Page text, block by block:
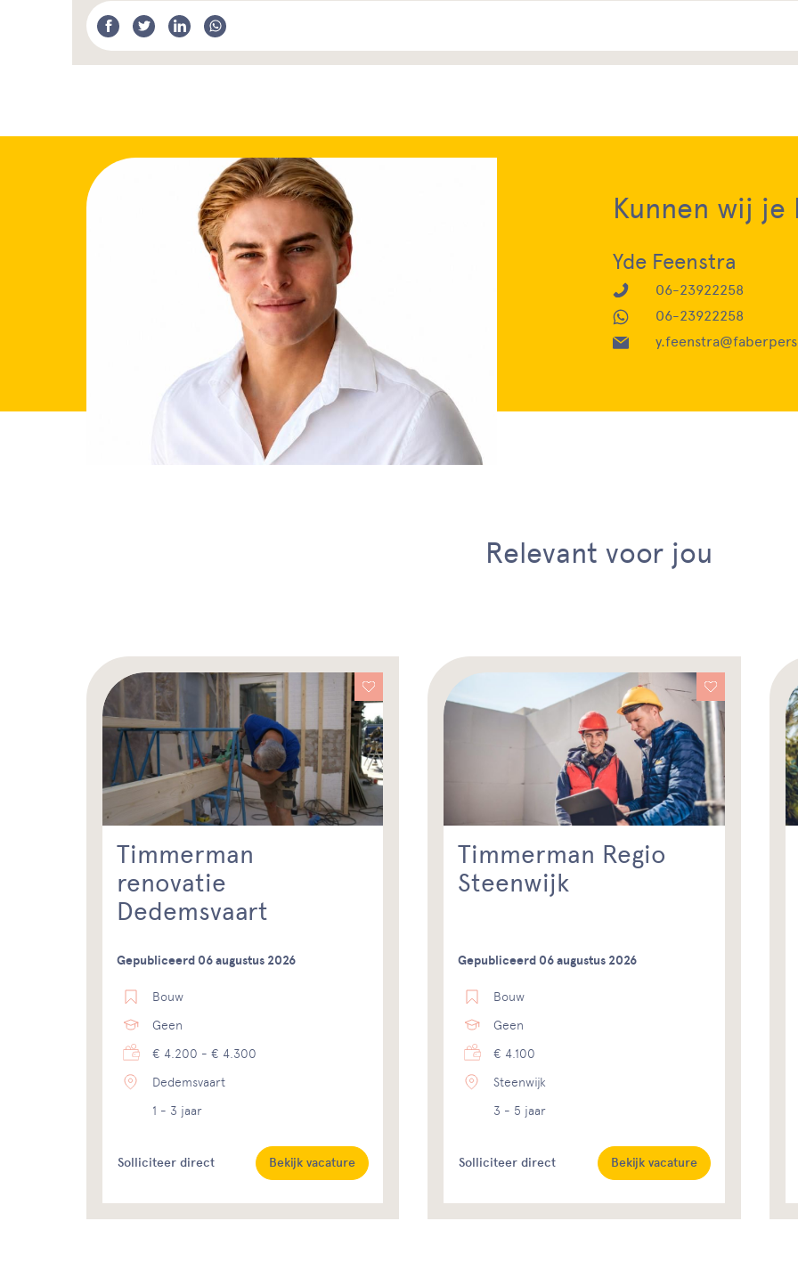
Kunnen wij je
Yde Feenstra
06-23922258
06-23922258
Relevant voor jou
Timmerman
renovatie
Dedemsvaart
Gepubliceerd 06 augustus 2026
Bouw
Geen
€ 4.200 - € 4.300
Dedemsvaart
1 - 3 jaar
Solliciteer direct Bekijk vacature
Timmerman Regio
Steenwijk
Gepubliceerd 06 augustus 2026
Bouw
Geen
€ 4.100
Steenwijk
3 - 5 jaar
Solliciteer direct Bekijk vacature